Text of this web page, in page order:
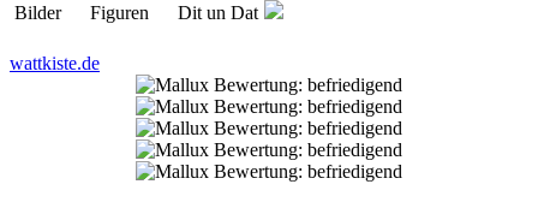
Bilder Figuren Dit un Dat
wattkiste.de